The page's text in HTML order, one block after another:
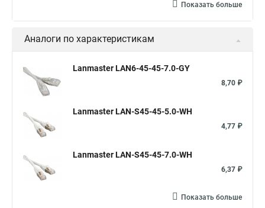
Показать больше
Аналоги по характеристикам
Lanmaster LAN6-45-45-7.0-GY
8,70 ₽
Lanmaster LAN-S45-45-5.0-WH
4,77 ₽
Lanmaster LAN-S45-45-7.0-WH
6,37 ₽
Показать больше